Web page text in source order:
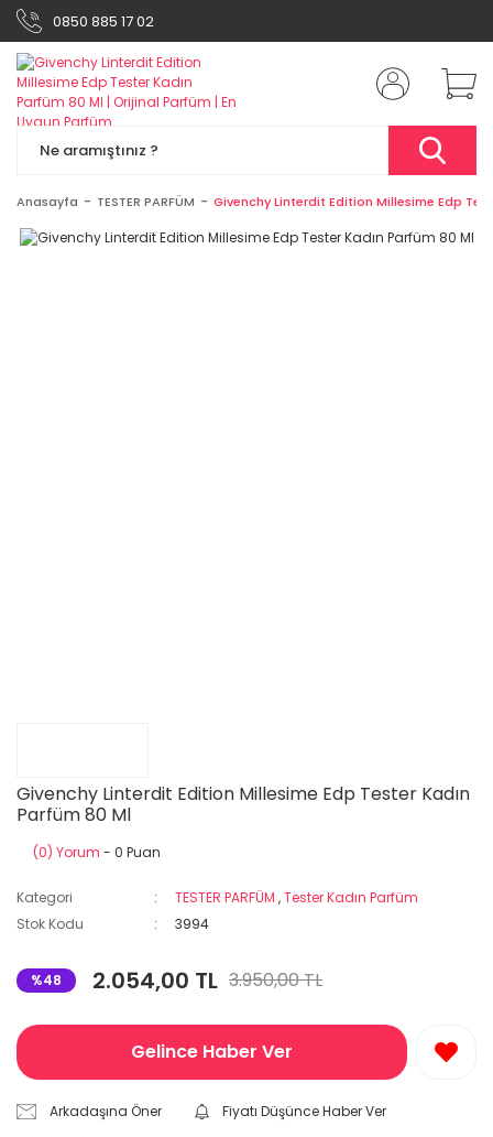
0850 885 17 02
Anasayfa TESTER PARFÜM Givenchy Linterdit Edition Millesime Edp
Givenchy Linterdit Edition Millesime Edp Tester Kadın
Parfüm 80 Ml
(0) Yorum - 0 Puan
Kategori TESTER PARFÜM ,Tester Kadın Parfüm
Stok Kodu
3994
%48 2.054,00 TL 3.950,00 TL
Gelince Haber Ver
Arkadaşına Öner
Fiyatı Düşünce Haber Ver